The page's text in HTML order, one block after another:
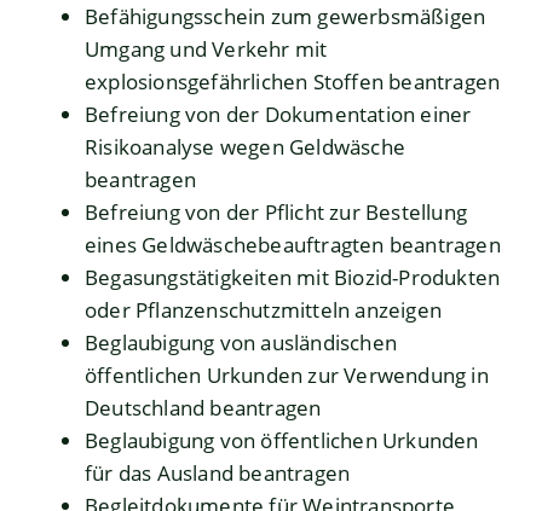
Befähigungsschein zum gewerbsmäßigen
Umgang und Verkehr mit
explosionsgefährlichen Stoffen beantragen
Befreiung von der Dokumentation einer
Risikoanalyse wegen Geldwäsche
beantragen
Befreiung von der Pflicht zur Bestellung
eines Geldwäschebeauftragten beantragen
Begasungstätigkeiten mit Biozid-Produkten
oder Pflanzenschutzmitteln anzeigen
Beglaubigung von ausländischen
öffentlichen Urkunden zur Verwendung in
Deutschland beantragen
Beglaubigung von öffentlichen Urkunden
für das Ausland beantragen